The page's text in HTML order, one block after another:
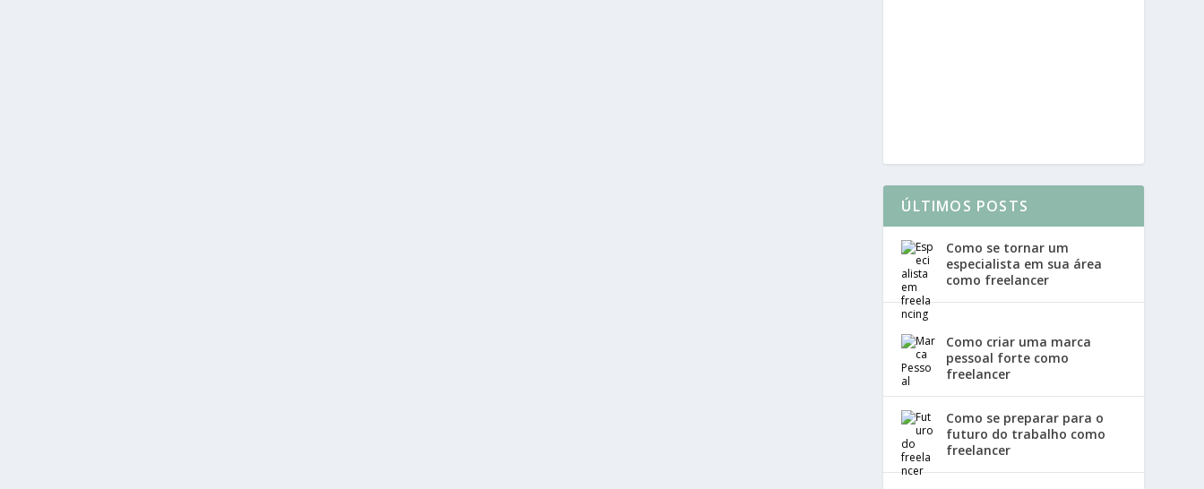
ÚLTIMOS POSTS
Como se tornar um
especialista em sua área
como freelancer
Como criar uma marca
pessoal forte como
freelancer
Como se preparar para o
futuro do trabalho como
freelancer